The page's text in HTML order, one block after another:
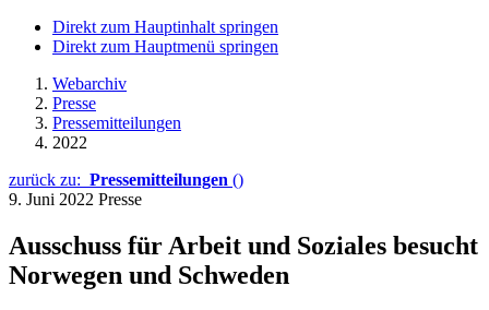
Direkt zum Hauptinhalt springen
Direkt zum Hauptmenü springen
Webarchiv
Presse
Pressemitteilungen
2022
zurück zu: Pressemitteilungen ()
9. Juni 2022 Presse
Ausschuss für Arbeit und Soziales besucht
Norwegen und Schweden